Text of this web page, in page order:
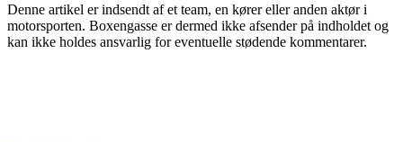
Denne artikel er indsendt af et team, en kører eller anden aktør i
motorsporten. Boxengasse er dermed ikke afsender på indholdet og
kan ikke holdes ansvarlig for eventuelle stødende kommentarer.